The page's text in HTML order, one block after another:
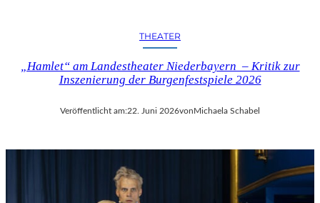
THEATER
„Hamlet“ am Landestheater Niederbayern – Kritik zur
Inszenierung der Burgenfestspiele 2026
Veröffentlicht am:22. Juni 2026vonMichaela Schabel